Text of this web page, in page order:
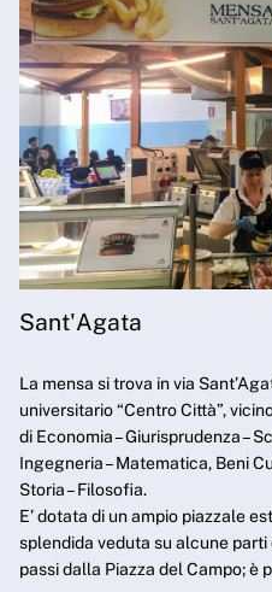
Sant'Agata
La mensa si trova in via
universitario “Centro Città”,
di Economia – Giurisprudenza –
Ingegneria – Matematica, Beni
Storia – Filosofia.
E’ dotata di un ampio piazzale
splendida veduta su alcune
passi dalla Piazza del Campo; è